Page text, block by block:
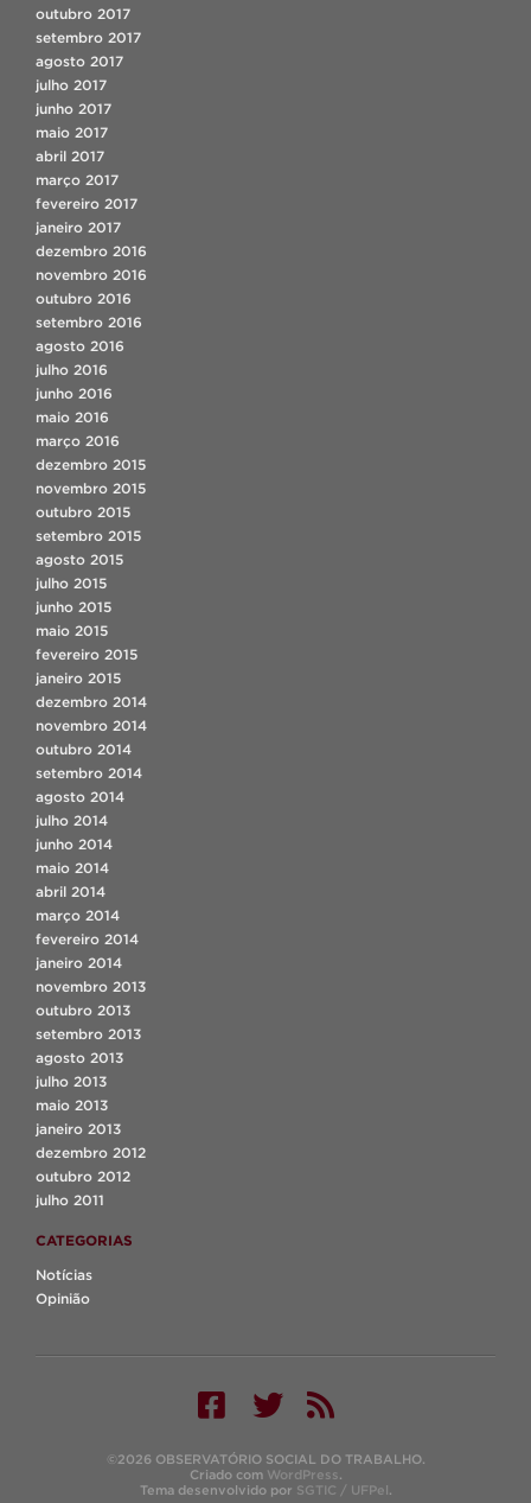
outubro 2017
setembro 2017
agosto 2017
julho 2017
junho 2017
maio 2017
abril 2017
março 2017
fevereiro 2017
janeiro 2017
dezembro 2016
novembro 2016
outubro 2016
setembro 2016
agosto 2016
julho 2016
junho 2016
maio 2016
março 2016
dezembro 2015
novembro 2015
outubro 2015
setembro 2015
agosto 2015
julho 2015
junho 2015
maio 2015
fevereiro 2015
janeiro 2015
dezembro 2014
novembro 2014
outubro 2014
setembro 2014
agosto 2014
julho 2014
junho 2014
maio 2014
abril 2014
março 2014
fevereiro 2014
janeiro 2014
novembro 2013
outubro 2013
setembro 2013
agosto 2013
julho 2013
maio 2013
janeiro 2013
dezembro 2012
outubro 2012
julho 2011
CATEGORIAS
Notícias
Opinião
©2026 OBSERVATÓRIO SOCIAL DO TRABALHO.
Criado com WordPress.
Tema desenvolvido por SGTIC / UFPel .